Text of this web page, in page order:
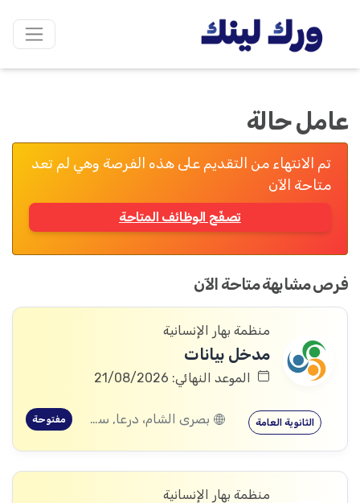
عامل حالة
تم الانتهاء من التقديم على هذه الفرصة وهي لم تعد
متاحة الآن
تصفّح الوظائف المتاحة
فرص مشابهة متاحة الآن
منظمة بهار الإنسانية
مدخل بيانات
الموعد النهائي: 21/08/2026
الثانوية العامة بصرى الشام، درعا, سعسع، ريف دمشق, المسيفرة، درعا, قدسيا، ريف دمشق, قطنا، ريف دمشق, مضايا، ريف دمشق, المزرعة، السويداء, الجيزة، درعا, الديماس، ريف دمشق, سرغايا، ريف دمشق, بيت جن، ريف دمشق, عين الفيجة، ريف دمشق, خربة غزالة، درعا, عش الشجرة، درعا, داعل، درعا, المزيريب، درعا, جباتا الخشب، القنيطرة, خان أرنبة، القنيطرة مفتوحة
منظمة بهار الإنسانية